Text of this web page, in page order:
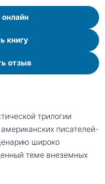
книгу
отзыв
трилогии
писателей-
широко
теме внеземных